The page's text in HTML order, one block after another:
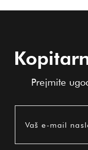
Prejmite
Vaš e-mail